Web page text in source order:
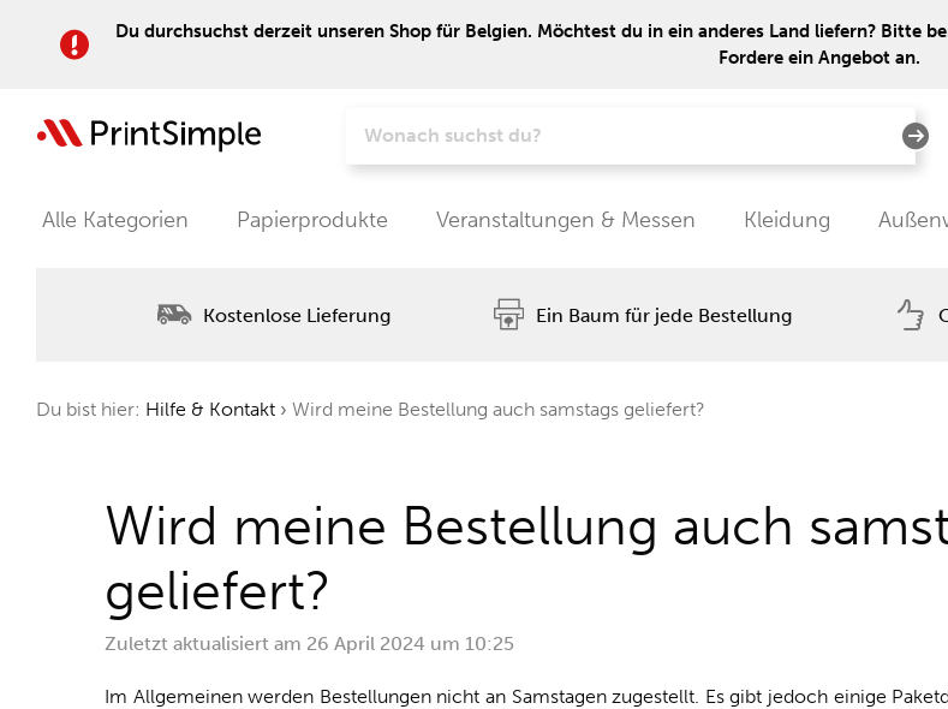
Du durchsuchst derzeit unseren Shop für Belgien. Möchtest du in ein anderes Land liefern? Bitte
Fordere ein Angebot an.
Alle Kategorien Papierprodukte Veranstaltungen & Messen Kleidung
Kostenlose Lieferung Ein Baum für jede Bestellung
Du bist hier: Hilfe & Kontakt › Wird meine Bestellung auch samstags geliefert?
Wird meine Bestellung auch
geliefert?
Zuletzt aktualisiert am 26 April 2024 um 10:25
Im Allgemeinen werden Bestellungen nicht an Samstagen zugestellt. Es gibt jedoch einige